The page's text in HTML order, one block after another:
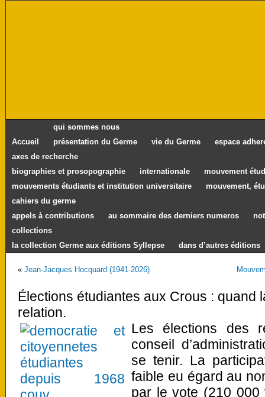
Accueil
qui sommes nous
présentation du Germe
vie du Germe
espace
axes de recherche
biographies et prosopographie
internationale
mouvement
mouvements étudiants et institution universitaire
mouvement,
cahiers du germe
appels à contributions
au sommaire des derniers numeros
collections
la collection Germe aux éditions Syllepse
dans d’autres éditions
« Jean-Jacques Hocquard (1941-2026)
Élections étudiantes aux Crous : quand
relation.
Les élections des
conseil
se tenir. La
faible eu égard au
par le vote (210 000